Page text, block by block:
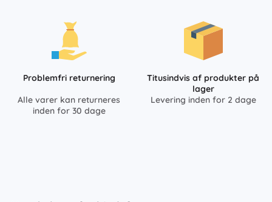
Problemfri returnering
Alle varer kan returneres
inden for 30 dage
Titusindvis af produkter på
lager
Levering inden for 2 dage